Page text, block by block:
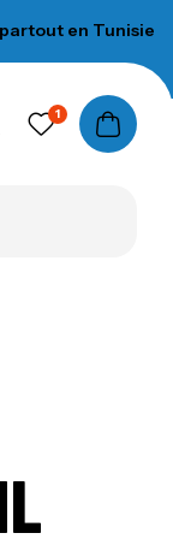
en Tunisie •
1